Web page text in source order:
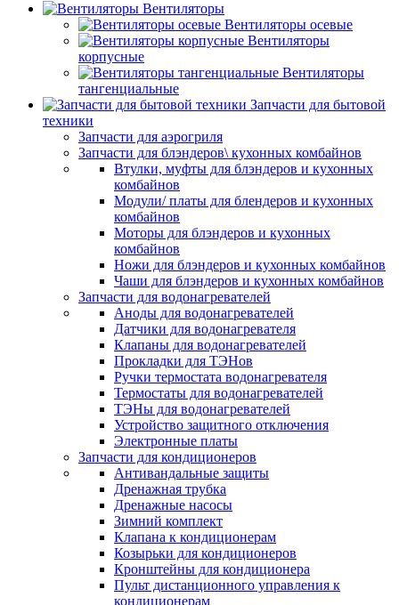
Вентиляторы
Вентиляторы осевые
Вентиляторы
корпусные
Вентиляторы
тангенциальные
Запчасти для бытовой
техники
Запчасти для аэрогриля
Запчасти для блэндеров\ кухонных комбайнов
Втулки, муфты для блэндеров и кухонных
комбайнов
Модули/ платы для блендеров и кухонных
комбайнов
Моторы для блэндеров и кухонных
комбайнов
Ножи для блэндеров и кухонных комбайнов
Чаши для блэндеров и кухонных комбайнов
Запчасти для водонагревателей
Аноды для водонагревателей
Датчики для водонагревателя
Клапаны для водонагревателей
Прокладки для ТЭНов
Ручки термостата водонагревателя
Термостаты для водонагревателей
ТЭНы для водонагревателей
Устройство защитного отключения
Электронные платы
Запчасти для кондиционеров
Антивандальные защиты
Дренажная трубка
Дренажные насосы
Зимний комплект
Клапана к кондиционерам
Козырьки для кондиционеров
Кронштейны для кондиционера
Пульт дистанционного управления к
кондиционерам